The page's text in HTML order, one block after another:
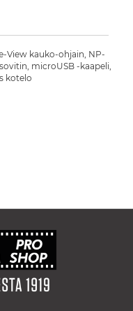
View kauko-ohjain, NP-
microUSB -kaapeli,
kotelo